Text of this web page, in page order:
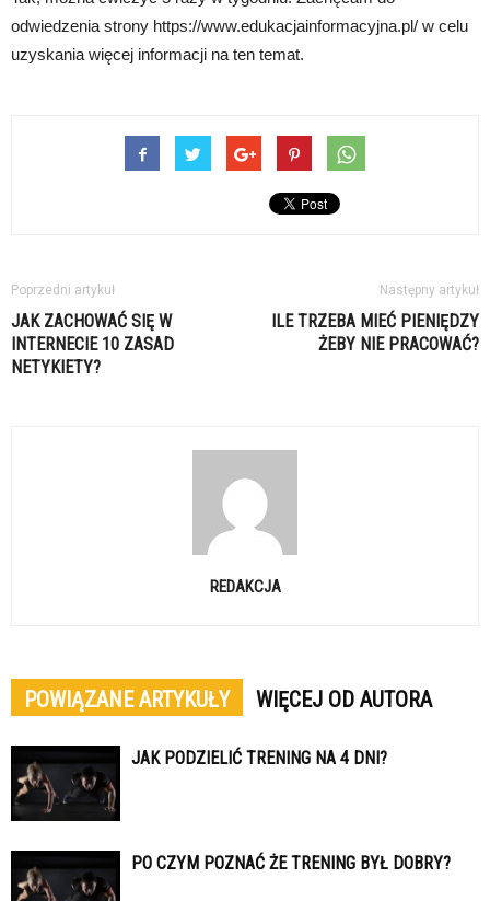
odwiedzenia strony https://www.edukacjainformacyjna.pl/ w celu
uzyskania więcej informacji na ten temat.
Poprzedni artykuł
JAK ZACHOWAĆ SIĘ W
INTERNECIE 10 ZASAD
NETYKIETY?
Następny artykuł
ILE TRZEBA MIEĆ PIENIĘDZY
ŻEBY NIE PRACOWAĆ?
REDAKCJA
POWIĄZANE ARTYKUŁY WIĘCEJ OD AUTORA
JAK PODZIELIĆ TRENING NA 4 DNI?
PO CZYM POZNAĆ ŻE TRENING BYŁ DOBRY?